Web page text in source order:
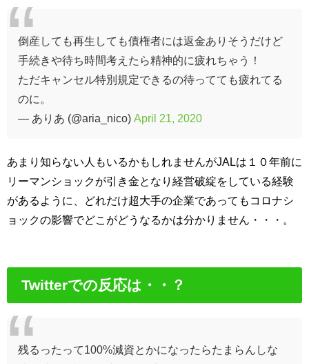
倒産しても再生しても債権者には返金ありそうだけど
手続きや待ち時間考えたら精神的に疲れちゃう！
ただキャンセル特別規定できるの待ってても疲れてる
のに。
— ありあ (@aria_nico) April 21, 2020
あまり知らない人もいるかもしれませんがJALは１０年前に
リーマンショックが引き金となり経営破綻をしている経験
があるように、どれだけ超大手の企業であってもコロナシ
ョックの影響でどこがどうなるかは分かりません・・・。
Twitterでの反応は・・？
残るったって100%減資とかになったらたまらんしな